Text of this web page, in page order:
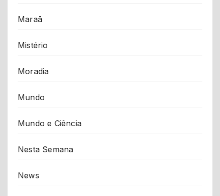
Maraã
Mistério
Moradia
Mundo
Mundo e Ciência
Nesta Semana
News